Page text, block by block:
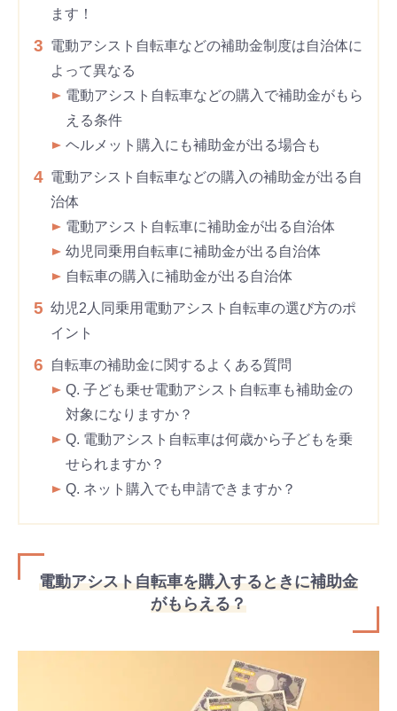
ます！
3 電動アシスト自転車などの補助金制度は自治体に
よって異なる
電動アシスト自転車などの購入で補助金がもら
える条件
ヘルメット購入にも補助金が出る場合も
4 電動アシスト自転車などの購入の補助金が出る自
治体
電動アシスト自転車に補助金が出る自治体
幼児同乗用自転車に補助金が出る自治体
自転車の購入に補助金が出る自治体
5 幼児2人同乗用電動アシスト自転車の選び方のポ
イント
6
自転車の補助金に関するよくある質問
Q. 子ども乗せ電動アシスト自転車も補助金の
対象になりますか？
Q. 電動アシスト自転車は何歳から子どもを乗
せられますか？
Q. ネット購入でも申請できますか？
電動アシスト自転車を購入するときに補助金
がもらえる？